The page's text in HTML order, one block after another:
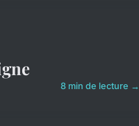
8 min de lecture →